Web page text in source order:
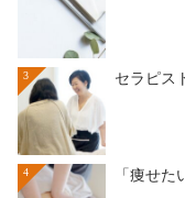
3 セラピス
4 「痩せ